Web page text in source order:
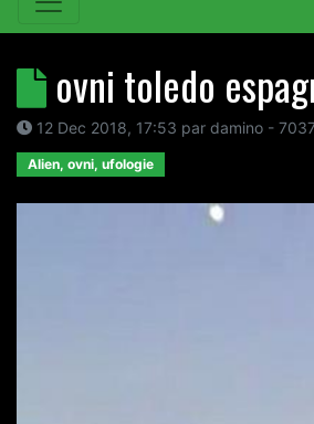
ovni toledo
12 Dec 2018, 17:53 par damino -
Alien, ovni, ufologie